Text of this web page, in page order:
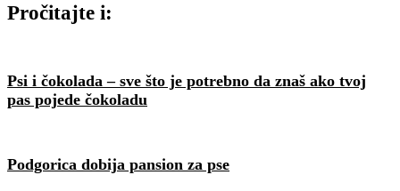
Pročitajte i:
Psi i čokolada – sve što je potrebno da znaš ako tvoj
pas pojede čokoladu
Podgorica dobija pansion za pse